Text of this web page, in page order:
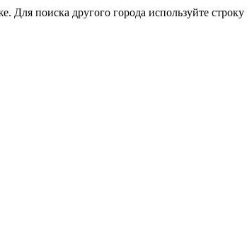
поиска другого города используйте